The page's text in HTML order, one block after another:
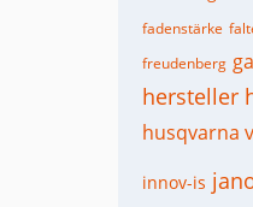
fadenstärke
freudenberg
hersteller
husqvarna
innov-is